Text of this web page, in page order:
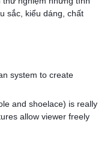
sắc, kiểu dáng, chất
system to create
and shoelace) is really
allow viewer freely